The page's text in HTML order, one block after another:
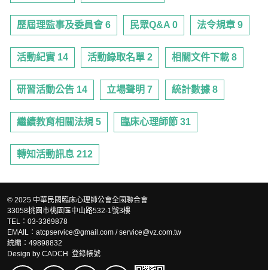
歷屆理監事及委員會 6 民眾Q&A 0 法令規章 9
活動紀實 14 活動錄取名單 2 相關文件下載 8
研習活動公告 14 立場聲明 7 統計數據 8
繼續教育相關法規 5 臨床心理師節 31
轉知活動訊息 212
© 2025 中華民國臨床心理師公會全國聯合會
33058桃園市桃園區中山路532-1號3樓
TEL：03-3369878
EMAIL：atcpservice@gmail.com / service@vz.com.tw
統編：49898832
Design by CADCH 登錄帳號